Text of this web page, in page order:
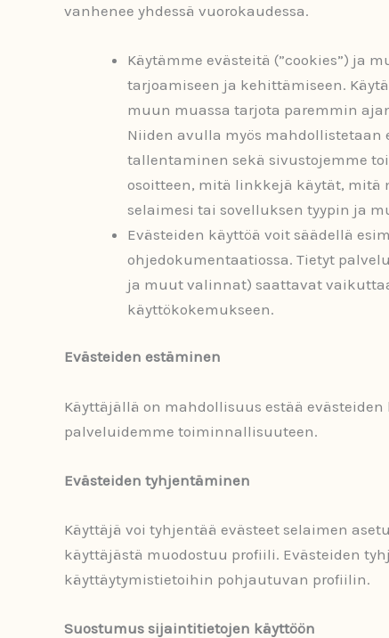
vanhenee yhdessä vuorokaudessa.
Käytämme evästeitä (”cookies”) ja
tarjoamiseen ja kehittämiseen.
muun muassa tarjota paremmin
Niiden avulla myös
tallentaminen sekä sivustojemme
osoitteen, mitä linkkejä käytät,
selaimesi tai sovelluksen tyypin ja
Evästeiden käyttöä voit säädellä
ohjedokumentaatiossa. Tietyt
ja muut valinnat) saattavat
käyttökokemukseen.​​​​​​​
Evästeiden estäminen
Käyttäjällä on mahdollisuus estää
palveluidemme toiminnallisuuteen.
Evästeiden tyhjentäminen
Käyttäjä voi tyhjentää evästeet selaimen
käyttäjästä muodostuu profiili. Evästeiden
käyttäytymistietoihin pohjautuvan profiilin.
Suostumus sijaintitietojen käyttöön